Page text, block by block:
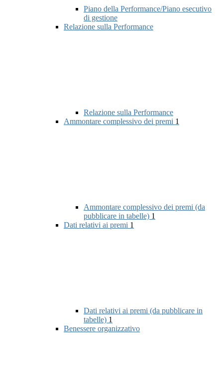
Piano della Performance/Piano esecutivo
di gestione
Relazione sulla Performance
Relazione sulla Performance
Ammontare complessivo dei premi 1
Ammontare complessivo dei premi (da
pubblicare in tabelle) 1
Dati relativi ai premi 1
Dati relativi ai premi (da pubblicare in
tabelle) 1
Benessere organizzativo